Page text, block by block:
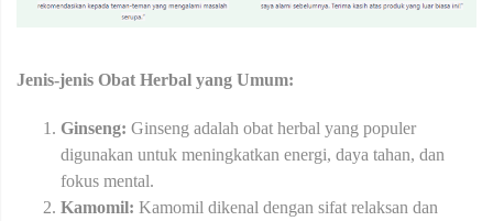
Jenis-jenis Obat Herbal yang Umum:
Ginseng: Ginseng adalah obat herbal yang populer
digunakan untuk meningkatkan energi, daya tahan, dan
fokus mental.
Kamomil: Kamomil dikenal dengan sifat relaksan dan